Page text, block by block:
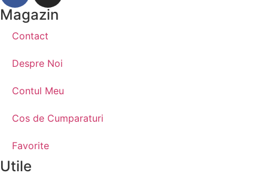
Magazin
Contact
Despre Noi
Contul Meu
Cos de Cumparaturi
Favorite
Utile